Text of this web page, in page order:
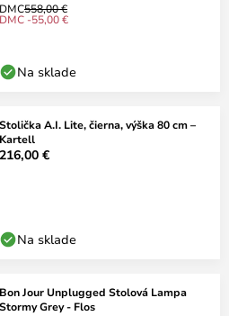
DMC558,00 €
DMC -55,00 €
Na sklade
Stolička A.I. Lite, čierna, výška 80 cm –
Kartell
216,00 €
Na sklade
Bon Jour Unplugged Stolová Lampa
Stormy Grey - Flos